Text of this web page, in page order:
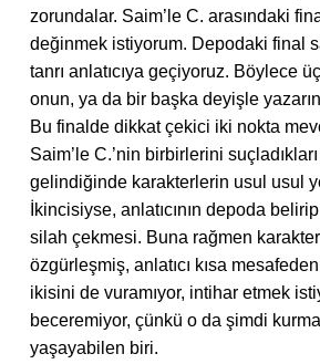
zorundalar. Saim’le C. arasındaki
değinmek istiyorum. Depodaki final
tanrı anlatıcıya geçiyoruz. Böylece
onun, ya da bir başka deyişle
Bu finalde dikkat çekici iki nokta
Saim’le C.’nin birbirlerini
gelindiğinde karakterlerin usul usul
İkincisiyse, anlatıcının depoda
silah çekmesi. Buna rağmen
özgürleşmiş, anlatıcı kısa
ikisini de vuramıyor, intihar etmek
beceremiyor, çünkü o da şimdi
yaşayabilen biri.